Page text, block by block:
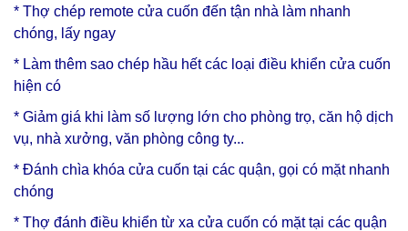
* Thợ chép remote cửa cuốn đến tận nhà làm nhanh
chóng, lấy ngay
* Làm thêm sao chép hầu hết các loại điều khiển cửa cuốn
hiện có
* Giảm giá khi làm số lượng lớn cho phòng trọ, căn hộ dịch
vụ, nhà xưởng, văn phòng công ty...
* Đánh chìa khóa cửa cuốn tại các quận, gọi có mặt nhanh
chóng
* Thợ đánh điều khiển từ xa cửa cuốn có mặt tại các quận